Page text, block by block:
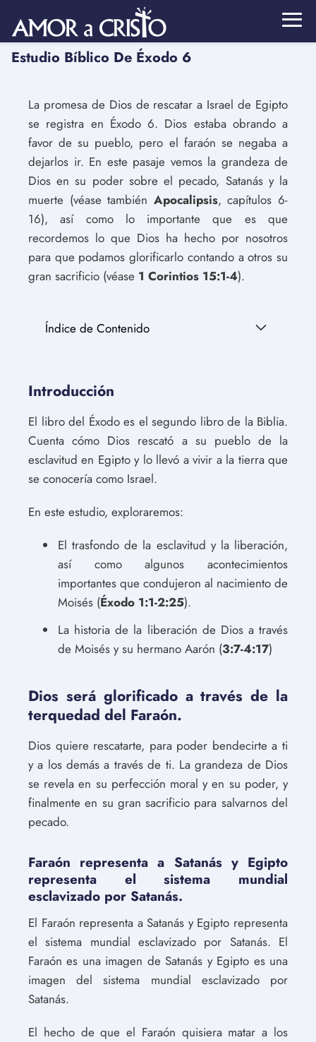
Estudio Bíblico De Éxodo 6
La promesa de Dios de rescatar a Israel de Egipto
se registra en Éxodo 6. Dios estaba obrando a
favor de su pueblo, pero el faraón se negaba a
dejarlos ir. En este pasaje vemos la grandeza de
Dios en su poder sobre el pecado, Satanás y la
muerte (véase también Apocalipsis, capítulos 6-
16), así como lo importante que es que
recordemos lo que Dios ha hecho por nosotros
para que podamos glorificarlo contando a otros su
gran sacrificio (véase 1 Corintios 15:1-4).
Índice de Contenido
Introducción
El libro del Éxodo es el segundo libro de la Biblia.
Cuenta cómo Dios rescató a su pueblo de la
esclavitud en Egipto y lo llevó a vivir a la tierra que
se conocería como Israel.
En este estudio, exploraremos:
El trasfondo de la esclavitud y la liberación,
así como algunos acontecimientos
importantes que condujeron al nacimiento de
Moisés (Éxodo 1:1-2:25).
La historia de la liberación de Dios a través
de Moisés y su hermano Aarón (3:7-4:17)
Dios será glorificado a través de la
terquedad del Faraón.
Dios quiere rescatarte, para poder bendecirte a ti
y a los demás a través de ti. La grandeza de Dios
se revela en su perfección moral y en su poder, y
finalmente en su gran sacrificio para salvarnos del
pecado.
Faraón representa a Satanás y Egipto
representa el sistema mundial
esclavizado por Satanás.
El Faraón representa a Satanás y Egipto representa
el sistema mundial esclavizado por Satanás. El
Faraón es una imagen de Satanás y Egipto es una
imagen del sistema mundial esclavizado por
Satanás.
El hecho de que el Faraón quisiera matar a los